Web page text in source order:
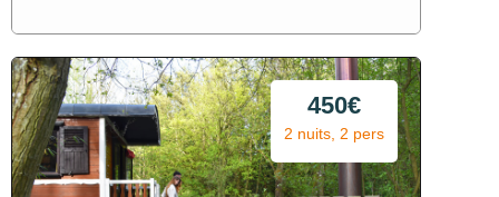
450€
2 nuits, 2 pers